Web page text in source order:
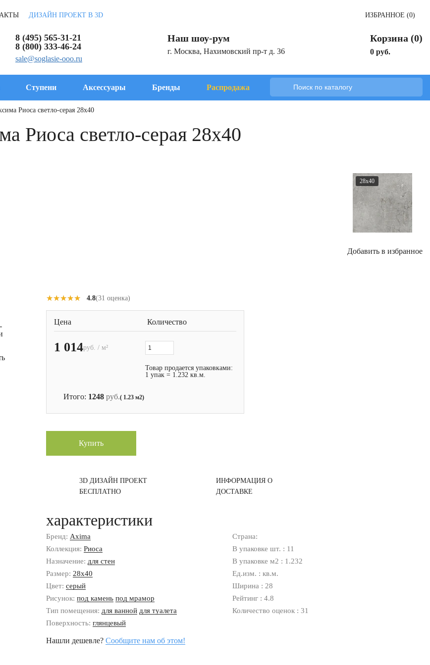
ДИЗАЙН ПРОЕКТ В 3D ИЗБРАННОЕ (0)
8 (495) 565-31-21
8 (800) 333-46-24
sale@soglasie-ooo.ru
Наш шоу-рум
г. Москва, Нахимовский пр-т д. 36
Корзина (0)
0 руб.
Ступени Аксессуары Бренды Распродажа
Риоса светло-серая 28x40
Риоса светло-серая 28x40
28x40
Добавить в избранное
★★★★★
★★★★★ 4.8(31 оценка)
Цена Количество
1 014руб. / м²
Товар продается упаковками:
1 упак = 1.232 кв.м.
Итого: 1248 руб.( 1.23 м2)
Купить
3D ДИЗАЙН ПРОЕКТ
БЕСПЛАТНО
ИНФОРМАЦИЯ О
ДОСТАВКЕ
характеристики
Бренд: Axima
Коллекция: Риоса
Назначение: для стен
Размер: 28x40
Цвет: серый
Рисунок: под камень под мрамор
Тип помещения: для ванной для туалета
Поверхность: глянцевый
Страна:
В упаковке шт. : 11
В упаковке м2 : 1.232
Ед.изм. : кв.м.
Ширина : 28
Рейтинг : 4.8
Количество оценок : 31
Нашли дешевле? Сообщите нам об этом!